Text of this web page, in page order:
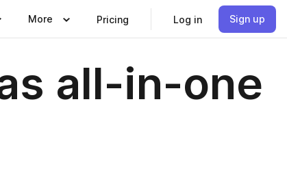
More Pricing Log in Sign up
all-in-one